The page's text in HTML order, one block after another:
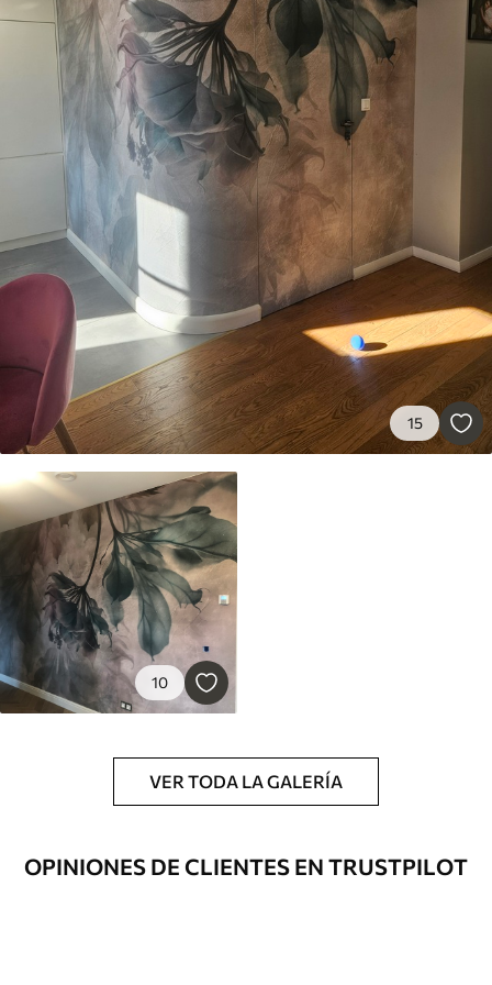
Materiales disponibles
Estándar
45.00 27 €/m²
Premium
56.6734 .00
Vinilo Premium
.00 .00€/m²
Peel and Stick
81.6548 .99 €/m²
15
10
VER TODA LA GALERÍA
OPINIONES DE CLIENTES EN TRUSTPILOT